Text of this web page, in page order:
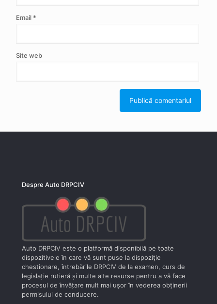
Email *
Site web
Despre Auto DRPCIV
Auto DRPCIV este o platformă disponibilă pe toate
dispozitivele în care vă sunt puse la dispoziţie
chestionare, întrebările DRPCIV de la examen, curs de
legislaţie rutieră şi multe alte resurse pentru a vă face
procesul de învăţare mult mai uşor în vederea obţinerii
permisului de conducere.